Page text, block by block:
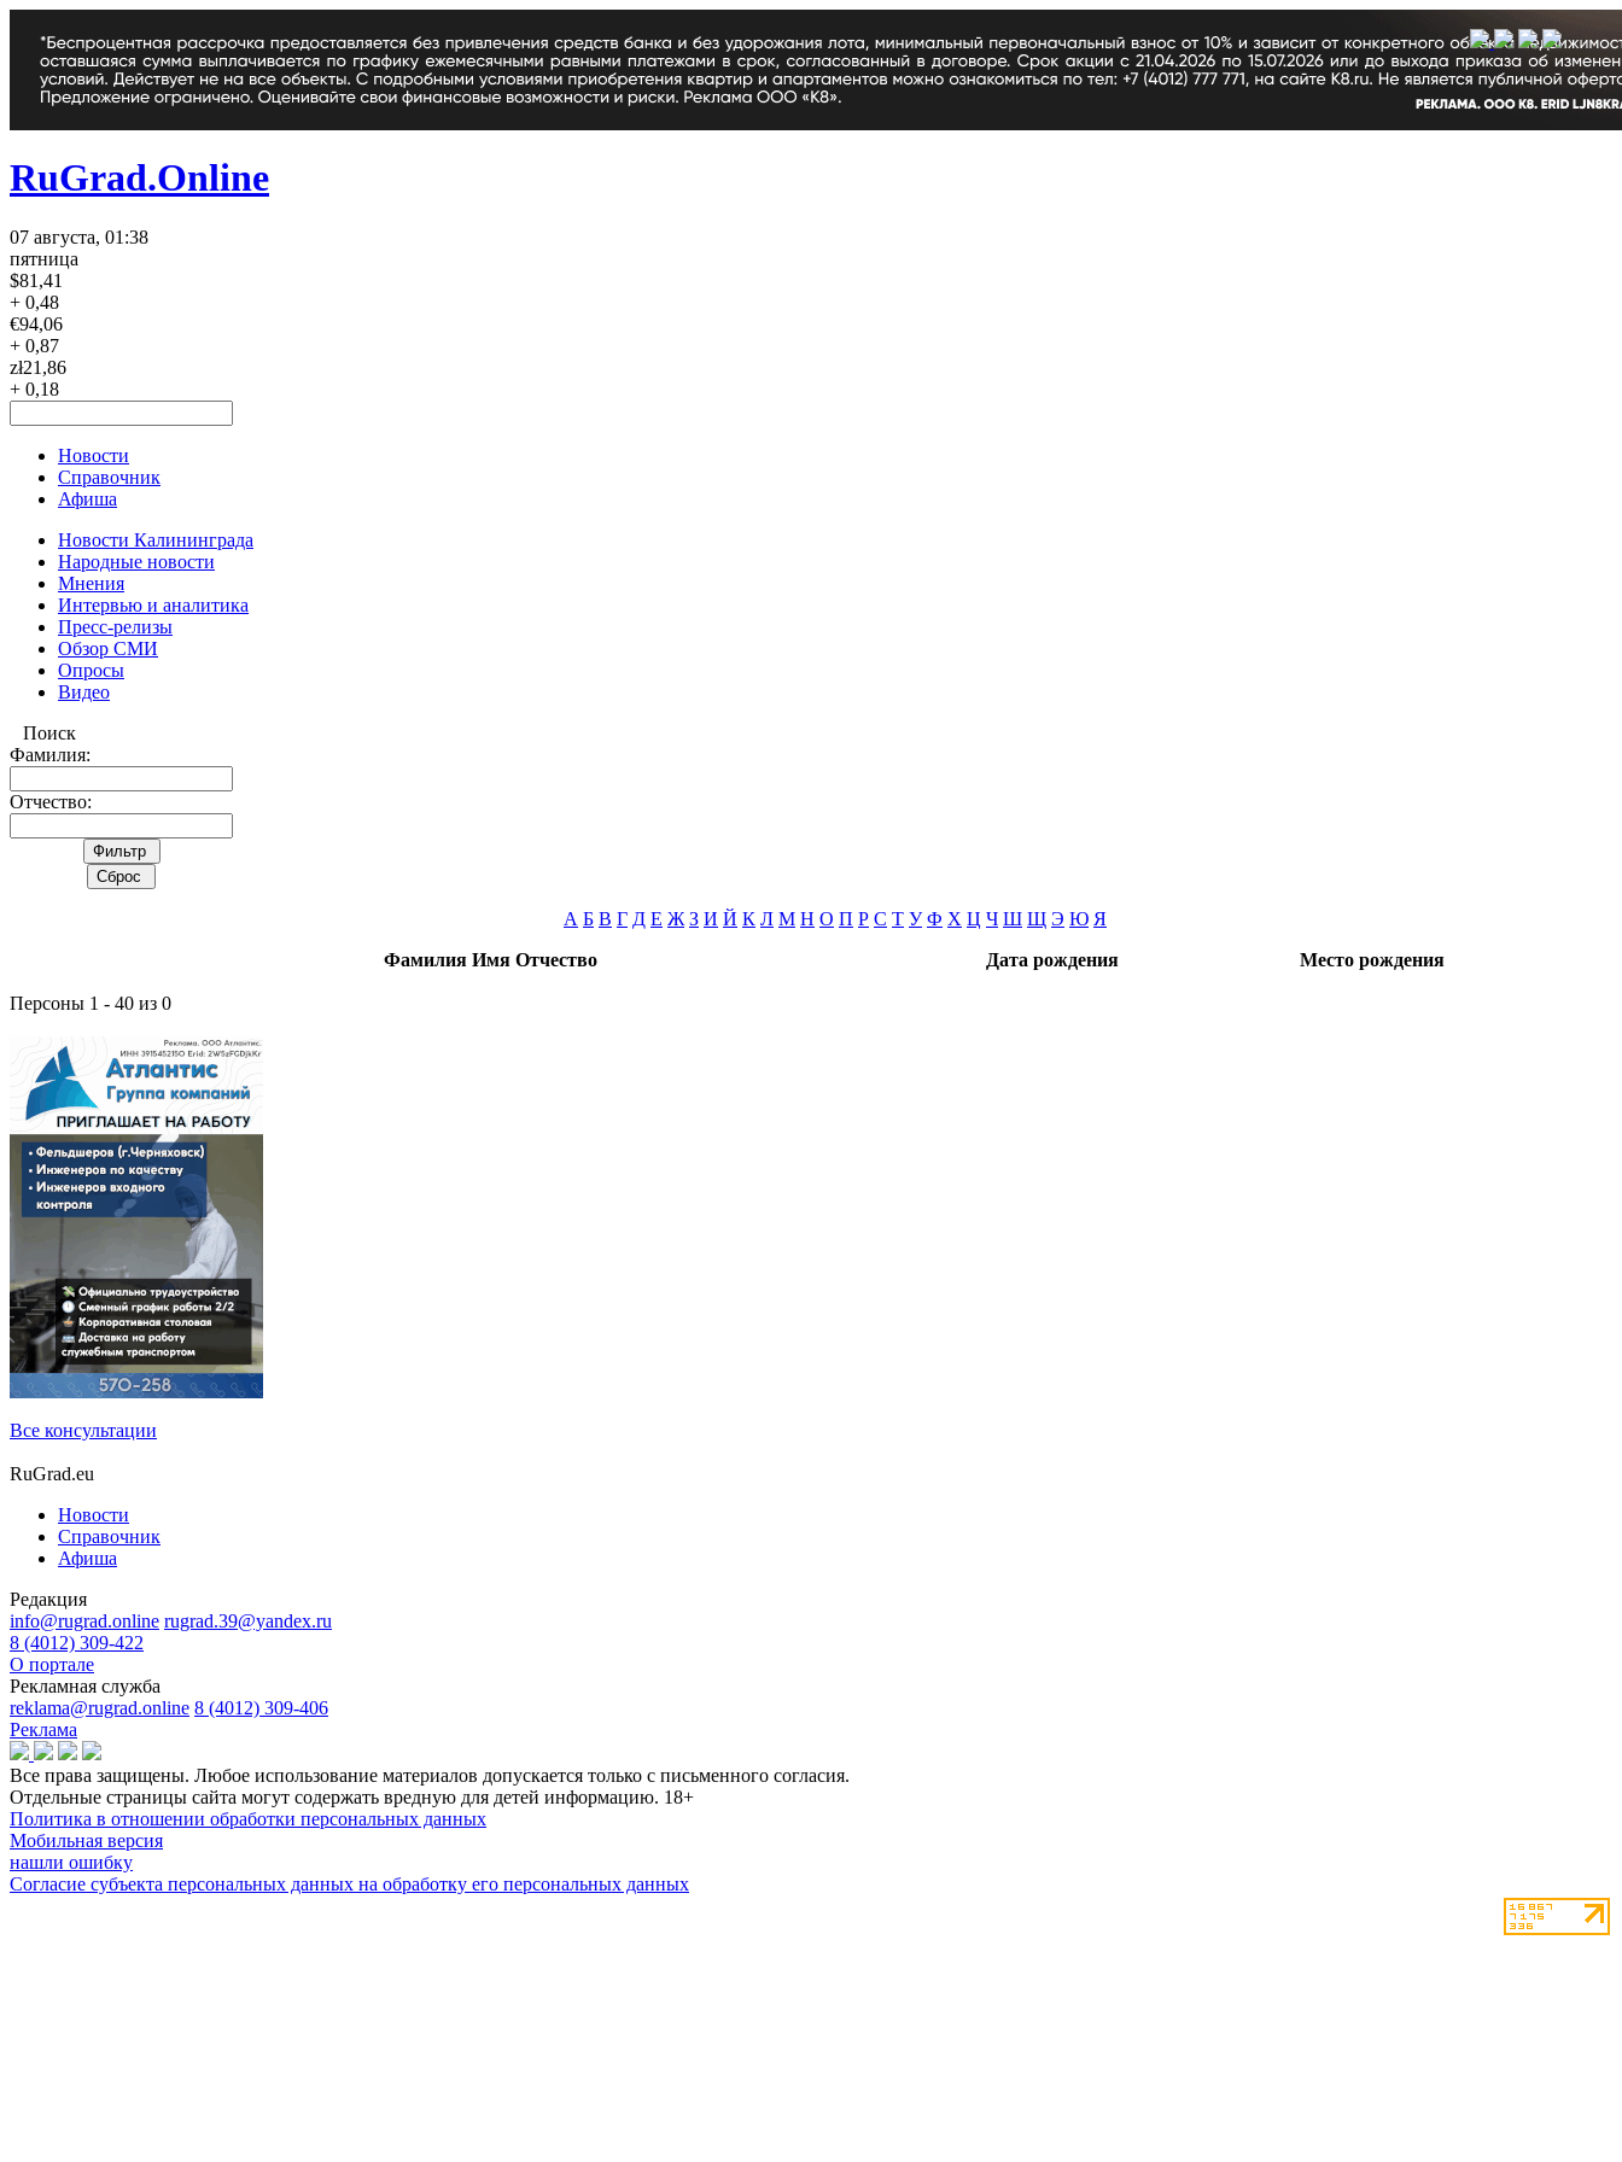
RuGrad.Online
07 августа, 01:38
пятница
$81,41
+ 0,48
€94,06
+ 0,87
zł21,86
+ 0,18
Новости
Справочник
Афиша
Новости Калининграда
Народные новости
Мнения
Интервью и аналитика
Пресс-релизы
Обзор СМИ
Опросы
Видео
Поиск
Фамилия:
Отчество:
А Б В Г Д Е Ж З И Й К Л М Н О П Р С Т У Ф Х Ц Ч Ш Щ Э Ю Я
Фамилия Имя Отчество
Дата рождения Место рождения
Персоны 1 - 40 из 0
Все консультации
RuGrad.eu
Новости
Справочник
Афиша
Редакция
info@rugrad.online rugrad.39@yandex.ru
8 (4012) 309-422
О портале
Рекламная служба
reklama@rugrad.online 8 (4012) 309-406
Реклама
Все права защищены. Любое использование материалов допускается только с письменного согласия.
Отдельные страницы сайта могут содержать вредную для детей информацию. 18+
Политика в отношении обработки персональных данных
Мобильная версия
нашли ошибку
Согласие субъекта персональных данных на обработку его персональных данных